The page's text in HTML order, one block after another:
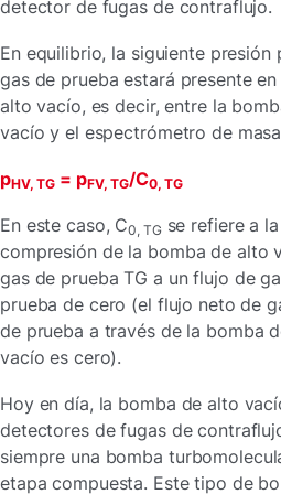
detector de fugas de contraflujo.
En equilibrio, la siguiente presión
gas de prueba estará presente
alto vacío, es decir, entre la
vacío y el espectrómetro de
pHV, TG = pFV, TG/C0, TG
En este caso, C0, TGse refiere a la
compresión de la bomba de alto
gas de prueba TG a un flujo de
prueba de cero (el flujo neto de
de prueba a través de la bomba
vacío es cero).
Hoy en día, la bomba de alto
detectores de fugas de
siempre una bomba
etapa compuesta. Este tipo de